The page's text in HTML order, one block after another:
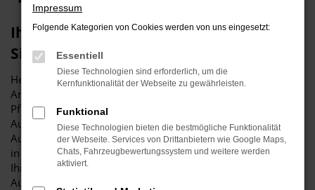
Ihren Audi A3 für Pfaffenhofen erhalten
Sie im Autohaus Stiglmayr
Herzlich willkommen bei Autohaus Stiglmayr – Ihre erste
Anlaufstelle für exzellente Audi A3 Fahrzeuge für
Pfaffenhofen und Umgebung! Unser renommiertes
Autohaus ist stolz darauf, Ihnen eine herausragende
Auswahl an Audi A3 zu präsentieren, die höchste Standards
in Sachen Qualität und Leistung erfüllen. Wir sind seit Jahren
Ihr vertrauenswürdiger Partner, wenn es um erstklassige
Automobile geht. Erfahren Sie mehr über unsere
Impressum
Folgende Kategorien von Cookies werden von uns eingesetzt:
Essentiell
Diese Technologien sind erforderlich, um die
Kernfunktionalität der Webseite zu gewährleisten.
Funktional
Diese Technologien bieten die bestmögliche Funktionalität
der Webseite. Services von Drittanbietern wie Google Maps,
Chats, Fahrzeugbewertungssystem und weitere werden
aktiviert.